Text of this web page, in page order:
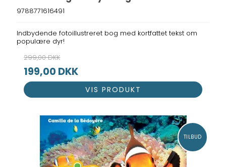
9788771616491
Indbydende fotoillustreret bog med kortfattet tekst om
populære dyr!
299,00 DKK
199,00 DKK
VIS PRODUKT
TILBUD